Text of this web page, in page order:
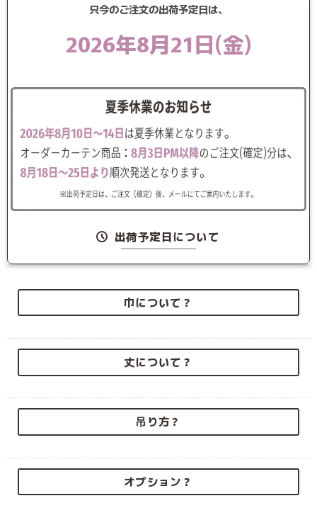
只今のご注文の出荷予定日は、
2026年8月21日(金)
出荷予定日について
巾について？
丈について？
吊り方？
オプション？